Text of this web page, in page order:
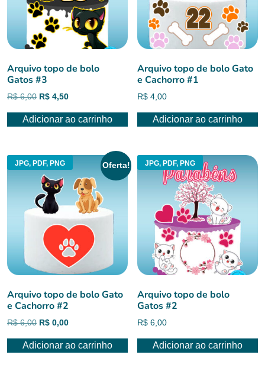
Arquivo topo de bolo
Gatos #3
R$6,00 O
original
R$ 4,50O
atual
Adicionar ao carrinho
Arquivo topo de bolo Gato
e Cachorro #1
R$ 4,00
Adicionar ao carrinho
JPG, PDF, PNG Oferta!
Arquivo topo de bolo Gato
e Cachorro #2
R$6,00 O
original
R$ 0,00O
atual
Adicionar ao carrinho
JPG, PDF, PNG
Arquivo topo de bolo
Gatos #2
R$ 6,00
Adicionar ao carrinho